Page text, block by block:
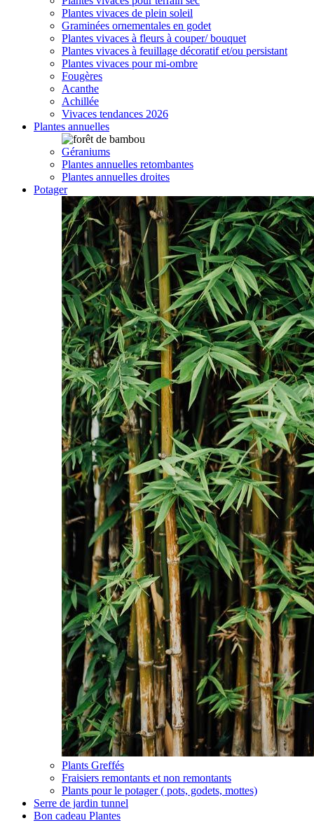
Plantes vivaces de plein soleil
Graminées ornementales en godet
Plantes vivaces à fleurs à couper/ bouquet
Plantes vivaces à feuillage décoratif et/ou persistant
Plantes vivaces pour mi-ombre
Fougères
Acanthe
Achillée
Vivaces tendances 2026
Plantes annuelles
Géraniums
Plantes annuelles retombantes
Plantes annuelles droites
Potager
Plants Greffés
Fraisiers remontants et non remontants
Plants pour le potager ( pots, godets, mottes)
Serre de jardin tunnel
Bon cadeau Plantes